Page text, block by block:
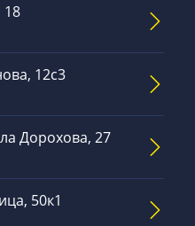
18
12с3
Дорохова, 27
50к1